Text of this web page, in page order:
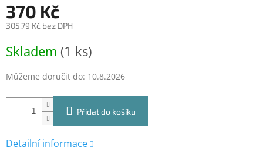
370 Kč
305,79 Kč bez DPH
cena:
Skladem (1 ks)
Můžeme doručit do: 10.8.2026
Přidat do košíku
Detailní informace